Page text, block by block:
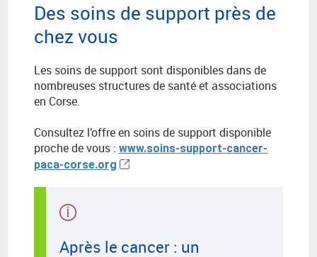
Des soins de support près de
chez vous
Les soins de support sont disponibles dans de
nombreuses structures de santé et associations
en Corse.
Consultez l’offre en soins de support disponible
proche de vous : www.soins-support-cancer-
paca-corse.org
Après le cancer : un